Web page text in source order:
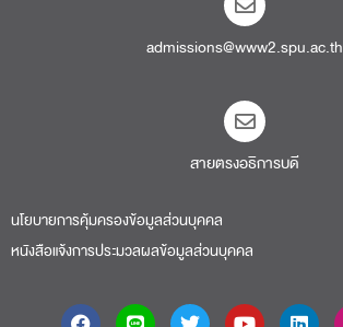
admissions@www2.spu.ac.th
สายตรงอธิการบดี​
นโยบายการคุ้มครองข้อมูลส่วนบุคคล
หนังสือแจ้งการประมวลผลข้อมูลส่วนบุคคล